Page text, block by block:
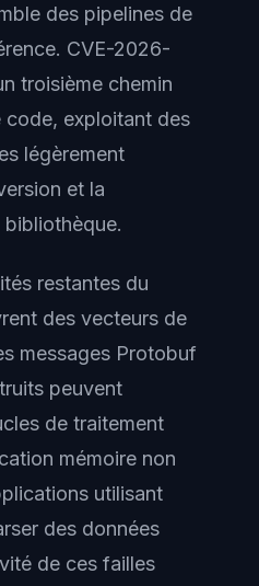
des pipelines de
CVE-2026-
troisième chemin
exploitant des
légèrement
et la
restantes du
des vecteurs de
messages Protobuf
peuvent
de traitement
mémoire non
utilisant
des données
de ces failles